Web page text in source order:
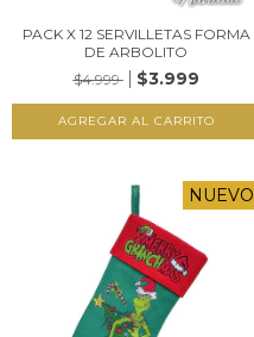
PACK X 12 SERVILLETAS FORMA
DE ARBOLITO
$4.999
$3.999
NUEVO